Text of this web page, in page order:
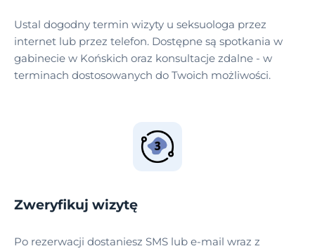
Ustal dogodny termin wizyty u seksuologa przez
internet lub przez telefon. Dostępne są spotkania w
gabinecie w Końskich oraz konsultacje zdalne - w
terminach dostosowanych do Twoich możliwości.
Zweryfikuj wizytę
Po rezerwacji dostaniesz SMS lub e-mail wraz z